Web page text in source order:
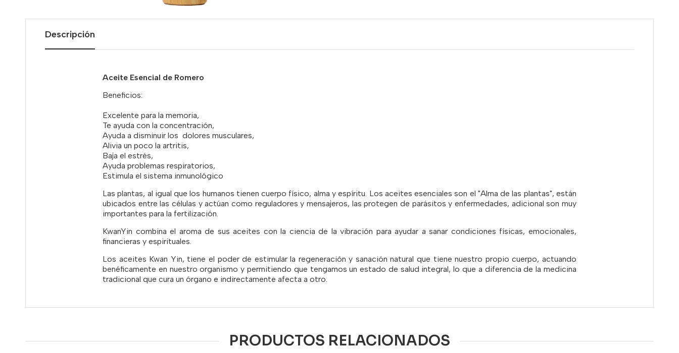
Descripción
Aceite Esencial de Romero
Beneficios:
Excelente para la memoria,
Te ayuda con la concentración,
Ayuda a disminuir los dolores musculares,
Alivia un poco la artritis,
Baja el estrés,
Ayuda problemas respiratorios,
Estimula el sistema inmunológico
Las plantas, al igual que los humanos tienen cuerpo físico, alma y espíritu. Los aceites esenciales son el "Alma de las plantas", están
ubicados entre las células y actúan como reguladores y mensajeros, las protegen de parásitos y enfermedades, adicional son muy
importantes para la fertilización.
KwanYin combina el aroma de sus aceites con la ciencia de la vibración para ayudar a sanar condiciones físicas, emocionales,
financieras y espirituales.
Los aceites Kwan Yin, tiene el poder de estimular la regeneración y sanación natural que tiene nuestro propio cuerpo, actuando
benéficamente en nuestro organismo y permitiendo que tengamos un estado de salud integral, lo que a diferencia de la medicina
tradicional que cura un órgano e indirectamente afecta a otro.
PRODUCTOS RELACIONADOS